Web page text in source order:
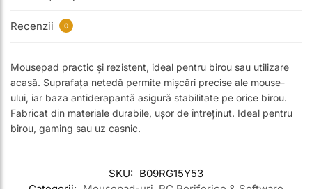
Recenzii 0
Mousepad practic și rezistent, ideal pentru birou sau utilizare
acasă. Suprafața netedă permite mișcări precise ale mouse-
ului, iar baza antiderapantă asigură stabilitate pe orice birou.
Fabricat din materiale durabile, ușor de întreținut. Ideal pentru
birou, gaming sau uz casnic.
SKU: B09RG15Y53